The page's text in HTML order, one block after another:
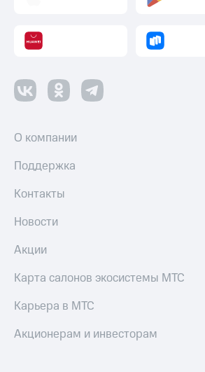
О компании
Поддержка
Контакты
Новости
Акции
Карта салонов экосистемы МТС
Карьера в МТС
Акционерам и инвесторам